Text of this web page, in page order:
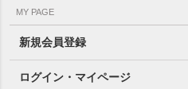
MY PAGE
新規会員登録
ログイン・マイページ